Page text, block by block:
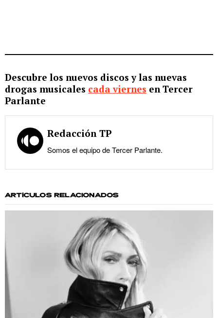
Descubre los nuevos discos y las nuevas
drogas musicales cada viernes en Tercer
Parlante
Redacción TP
Somos el equipo de Tercer Parlante.
ARTÍCULOS RELACIONADOS